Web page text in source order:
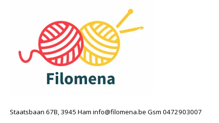
Staatsbaan 67B, 3945 Ham info@filomena.be Gsm 0472903007